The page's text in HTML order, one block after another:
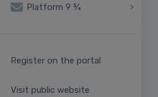
Platform 9 ¾
Register on the portal
Visit public website